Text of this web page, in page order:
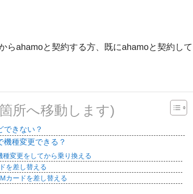
らahamoと契約する方、既にahamoと契約して
所へ移動します)
できない？
種変更できる？
種変更をしてから乗り換える
を差し替える
カードを差し替える